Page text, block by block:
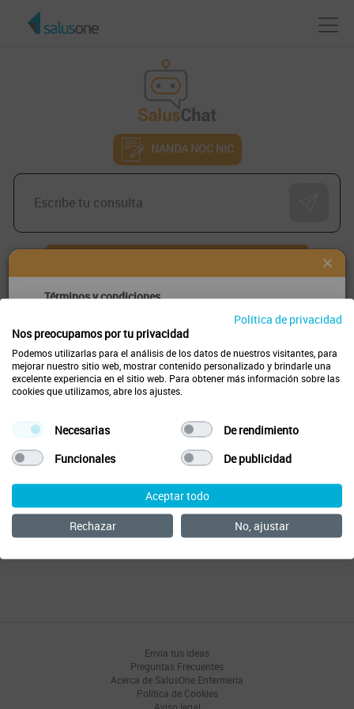
NANDA NOC NIC
Aviso Legal
Importante: Las respuestas generadas por SalusChat provienen de un
sistema de inteligencia artificial. No sustituyen el criterio ni el
asesoramiento profesional sanitario. La información tiene un carácter
exclusivamente orientativo y su uso es responsabilidad del usuario.
SalusOne no garantiza la exactitud de las respuestas y no se hace
responsable de las decisiones que se tomen a partir de ellas. Al
Términos y condiciones
Las respuestas de este chatbot son generadas por un
sistema de inteligencia artificial y no constituyen
asesoramiento profesional. La información es orientativa
y su uso es responsabilidad exclusiva del usuario.
continuar
Envía tus ideas
Preguntas Frecuentes
Acerca de SalusOne Enfermería
Política de Cookies
Aviso legal
Política de privacidad
Nos preocupamos por tu privacidad
Podemos utilizarlas para el análisis de los datos de nuestros visitantes, para
mejorar nuestro sitio web, mostrar contenido personalizado y brindarle una
excelente experiencia en el sitio web. Para obtener más información sobre las
cookies que utilizamos, abre los ajustes.
Necesarias
De rendimiento
Funcionales
De publicidad
Aceptar todo
Rechazar
No, ajustar